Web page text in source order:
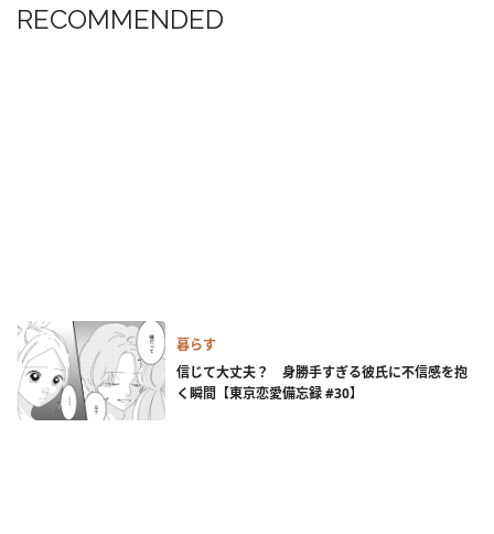
RECOMMENDED
暮らす
信じて大丈夫？ 身勝手すぎる彼氏に不信感を抱
く瞬間【東京恋愛備忘録 #30】